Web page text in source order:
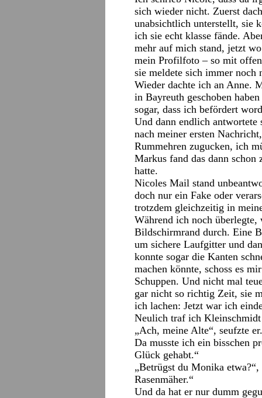
sich wieder nicht. Zuerst
unabsichtlich unterstellt, sie
ich sie echt klasse fände.
mehr auf mich stand, jetzt
mein Profilfoto – so mit
sie meldete sich immer noch
Wieder dachte ich an Anne.
in Bayreuth geschoben
sogar, dass ich befördert
Und dann endlich
nach meiner ersten
Rummehren zugucken, ich
Markus fand das dann
hatte.
Nicoles Mail stand
doch nur ein Fake oder
trotzdem gleichzeitig in
Während ich noch
Bildschirmrand durch. Eine
um sichere Laufgitter und
konnte sogar die Kanten
machen könnte, schoss es
Schuppen. Und nicht mal
gar nicht so richtig Zeit, sie
ich lachen: Jetzt war ich
Neulich traf ich Kleinschmidt
„Ach, meine Alte“, seufzte
Da musste ich ein bisschen
Glück gehabt.“
„Betrügst du Monika
Rasenmäher.“
Und da hat er nur dumm